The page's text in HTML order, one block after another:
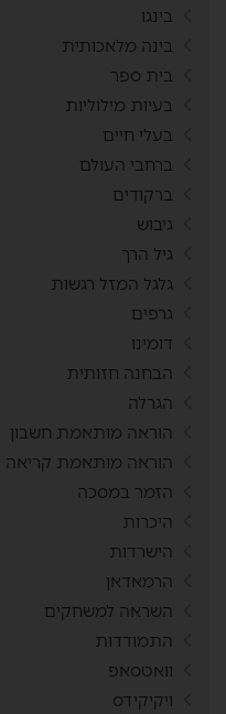
בינגו
בינה מלאכותית
בית ספר
בעיות מילוליות
בעלי חיים
ברחבי העולם
ברקודים
גיבוש
גיל הרך
גלגל המזל רגשות
גרפים
דומינו
הבחנה חזותית
הגרלה
הוראה מותאמת חשבון
הוראה מותאמת קריאה
הזמר במסכה
היכרות
הישרדות
הרמאדאן
השראה למשחקים
התמודדות
וואטסאפ
ויקיקידס